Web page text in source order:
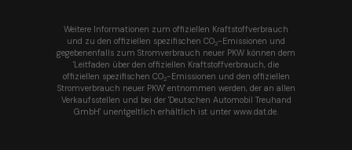
Weitere Informationen zum offiziellen Kraftstoffverbrauch
und zu den offiziellen spezifischen CO2-Emissionen und
gegebenenfalls zum Stromverbrauch neuer PKW können dem
'Leitfaden über den offiziellen Kraftstoffverbrauch, die
offiziellen spezifischen CO2-Emissionen und den offiziellen
Stromverbrauch neuer PKW' entnommen werden, der an allen
Verkaufsstellen und bei der 'Deutschen Automobil Treuhand
GmbH' unentgeltlich erhältlich ist unter www.dat.de.